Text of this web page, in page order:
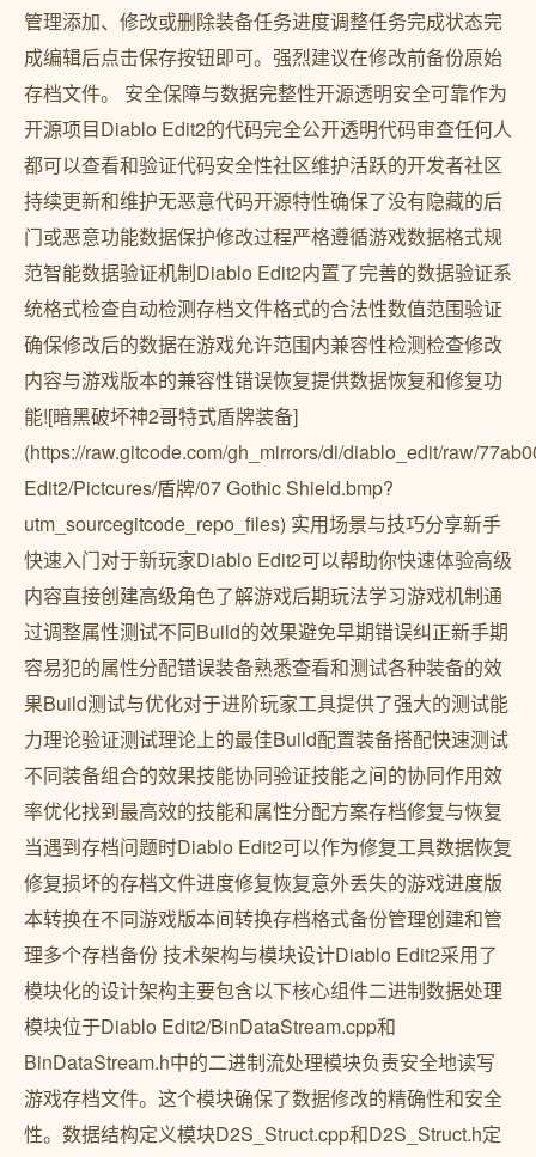
管理添加、修改或删除装备任务进度调整任务完成状态完
成编辑后点击保存按钮即可。强烈建议在修改前备份原始
存档文件。️ 安全保障与数据完整性开源透明安全可靠作为
开源项目Diablo Edit2的代码完全公开透明代码审查任何人
都可以查看和验证代码安全性社区维护活跃的开发者社区
持续更新和维护无恶意代码开源特性确保了没有隐藏的后
门或恶意功能数据保护修改过程严格遵循游戏数据格式规
范智能数据验证机制Diablo Edit2内置了完善的数据验证系
统格式检查自动检测存档文件格式的合法性数值范围验证
确保修改后的数据在游戏允许范围内兼容性检测检查修改
内容与游戏版本的兼容性错误恢复提供数据恢复和修复功
能![暗黑破坏神2哥特式盾牌装备]
(https://raw.gitcode.com/gh_mirrors/di/diablo_edit/raw/
Edit2/Pictcures/盾牌/07 Gothic Shield.bmp?
utm_sourcegitcode_repo_files) 实用场景与技巧分享新手
快速入门对于新玩家Diablo Edit2可以帮助你快速体验高级
内容直接创建高级角色了解游戏后期玩法学习游戏机制通
过调整属性测试不同Build的效果避免早期错误纠正新手期
容易犯的属性分配错误装备熟悉查看和测试各种装备的效
果Build测试与优化对于进阶玩家工具提供了强大的测试能
力理论验证测试理论上的最佳Build配置装备搭配快速测试
不同装备组合的效果技能协同验证技能之间的协同作用效
率优化找到最高效的技能和属性分配方案存档修复与恢复
当遇到存档问题时Diablo Edit2可以作为修复工具数据恢复
修复损坏的存档文件进度修复恢复意外丢失的游戏进度版
本转换在不同游戏版本间转换存档格式备份管理创建和管
理多个存档备份 技术架构与模块设计Diablo Edit2采用了
模块化的设计架构主要包含以下核心组件二进制数据处理
模块位于Diablo Edit2/BinDataStream.cpp和
BinDataStream.h中的二进制流处理模块负责安全地读写
游戏存档文件。这个模块确保了数据修改的精确性和安全
性。数据结构定义模块D2S_Struct.cpp和D2S_Struct.h定